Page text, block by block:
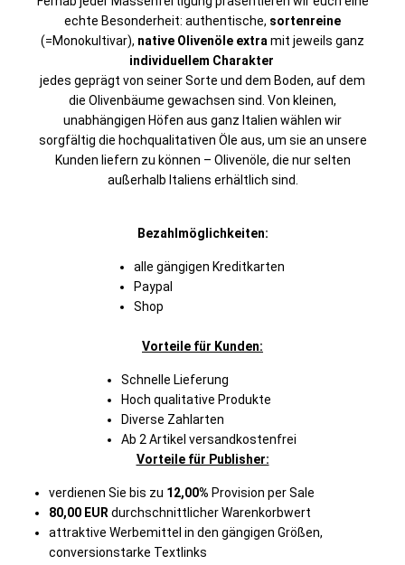
echte Besonderheit: authentische, sortenreine
(=Monokultivar), native Olivenöle extra mit jeweils ganz
individuellem Charakter
jedes geprägt von seiner Sorte und dem Boden, auf dem
die Olivenbäume gewachsen sind. Von kleinen,
unabhängigen Höfen aus ganz Italien wählen wir
sorgfältig die hochqualitativen Öle aus, um sie an unsere
Kunden liefern zu können – Olivenöle, die nur selten
außerhalb Italiens erhältlich sind.
Bezahlmöglichkeiten:
alle gängigen Kreditkarten
Paypal
Shop
Vorteile für Kunden:
Schnelle Lieferung
Hoch qualitative Produkte
Diverse Zahlarten
Ab 2 Artikel versandkostenfrei
Vorteile für Publisher:
verdienen Sie bis zu 12,00% Provision per Sale
80,00 EUR durchschnittlicher Warenkorbwert
attraktive Werbemittel in den gängigen Größen,
conversionstarke Textlinks